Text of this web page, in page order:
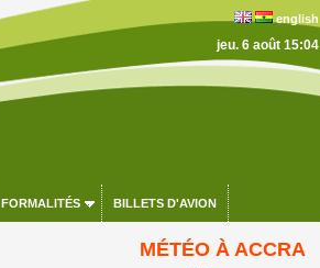
english
jeu. 6 août 15:04
FORMALITÉS BILLETS D'AVION
MÉTÉO À ACCRA